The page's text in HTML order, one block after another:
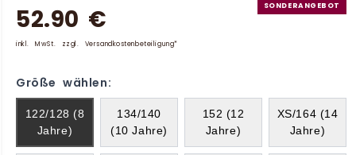
SONDERANGEBOT
52.90 €
inkl. MwSt. zzgl. Versandkostenbeteiligung*
Größe wählen:
122/128 (8
Jahre)
134/140
(10 Jahre)
152 (12
Jahre)
XS/164 (14
Jahre)